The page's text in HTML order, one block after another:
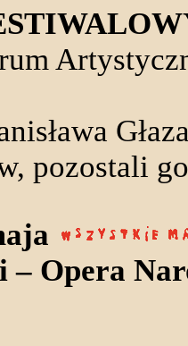
pozostali
– Opera